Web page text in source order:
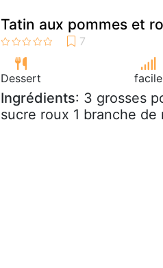
Tatin aux pommes et
Dessert facile
Ingrédients: 3 grosses
sucre roux 1 branche